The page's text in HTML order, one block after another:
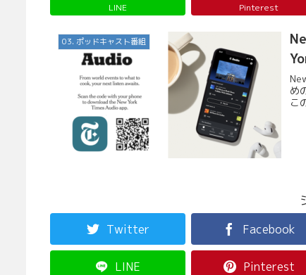
LINE Pinterest
03. ポッドキャスト番組
め
こ
Twitter Facebook
LINE Pinterest